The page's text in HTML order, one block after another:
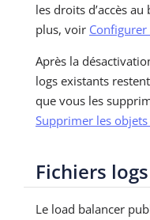
les droits d’accès
plus, voir Configurer
Après la
logs existants
que vous les
Supprimer les objets
Fichiers logs
Le load balancer